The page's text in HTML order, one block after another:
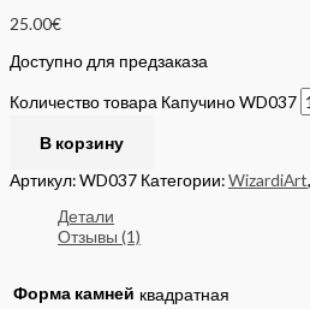
25.00€
Доступно для предзаказа
Количество товара Капучино WD037
В корзину
Артикул:WD037 Категории:WizardiArt,
Детали
Отзывы (1)
Форма камней квадратная